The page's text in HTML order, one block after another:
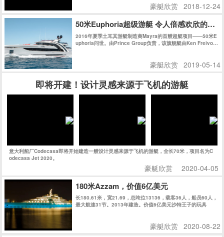
豪艇欣赏 2018-12-24
50米Euphoria超级游艇 令人倍感欢欣的海
2016年夏季土耳其游艇制造商Mayra的首艘超艇项目——50米E
uphoria问世。由Prince Group负责，该旗舰艇由Ken Freivok
豪艇欣赏 2019-05-14
即将开建！设计灵感来源于飞机的游艇
意大利船厂Codecasa即将开始建造一艘设计灵感来源于飞机的游艇，全长70米，项目名为C
odecasa Jet 2020。
豪艇欣赏 2020-04-05
180米Azzam，价值6亿美元
长180.61米，宽21.69，总吨位13136，载客36人，船员60人，
最大航速31节。2013年建造。价值6亿美元沙特王子的玩具
豪艇欣赏 2020-08-22